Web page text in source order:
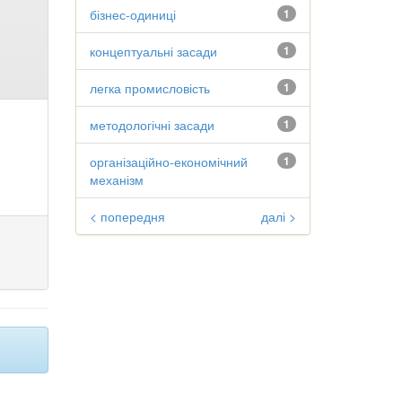
1
бізнес-одиниці
1
концептуальні засади
1
легка промисловість
1
методологічні засади
1
організаційно-економічний
механізм
< попередня далі >